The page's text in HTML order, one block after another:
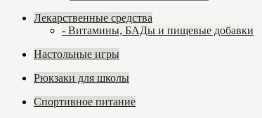
Лекарственные средства
- Витамины, БАДы и пищевые добавки
Настольные игры
Рюкзаки для школы
Спортивное питание